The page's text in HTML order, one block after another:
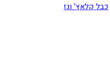
כבל קלאץ' וגז